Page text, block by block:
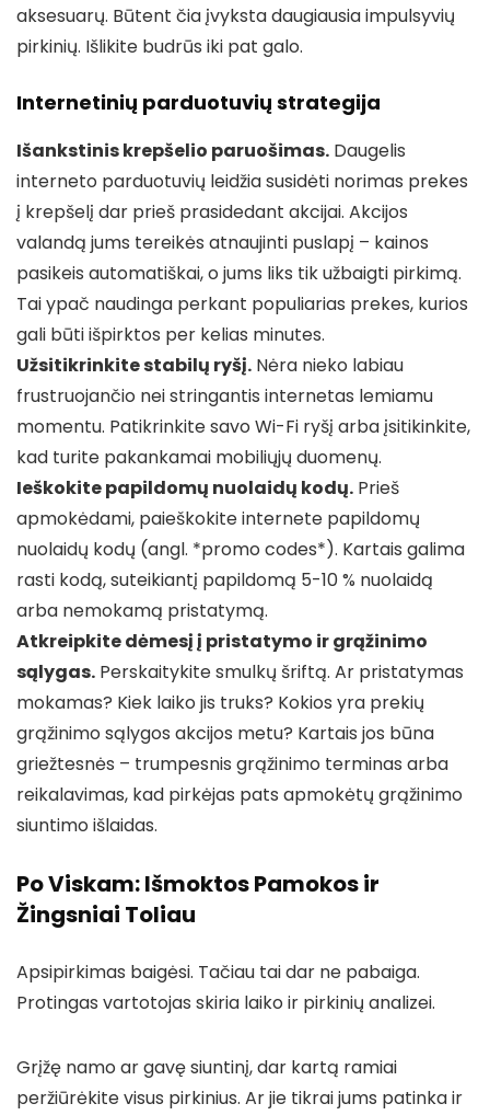
aksesuarų. Būtent čia įvyksta daugiausia impulsyvių
pirkinių. Išlikite budrūs iki pat galo.
Internetinių parduotuvių strategija
Išankstinis krepšelio paruošimas. Daugelis
interneto parduotuvių leidžia susidėti norimas prekes
į krepšelį dar prieš prasidedant akcijai. Akcijos
valandą jums tereikės atnaujinti puslapį – kainos
pasikeis automatiškai, o jums liks tik užbaigti pirkimą.
Tai ypač naudinga perkant populiarias prekes, kurios
gali būti išpirktos per kelias minutes.
Užsitikrinkite stabilų ryšį. Nėra nieko labiau
frustruojančio nei stringantis internetas lemiamu
momentu. Patikrinkite savo Wi-Fi ryšį arba įsitikinkite,
kad turite pakankamai mobiliųjų duomenų.
Ieškokite papildomų nuolaidų kodų. Prieš
apmokėdami, paieškokite internete papildomų
nuolaidų kodų (angl. *promo codes*). Kartais galima
rasti kodą, suteikiantį papildomą 5-10 % nuolaidą
arba nemokamą pristatymą.
Atkreipkite dėmesį į pristatymo ir grąžinimo
sąlygas. Perskaitykite smulkų šriftą. Ar pristatymas
mokamas? Kiek laiko jis truks? Kokios yra prekių
grąžinimo sąlygos akcijos metu? Kartais jos būna
griežtesnės – trumpesnis grąžinimo terminas arba
reikalavimas, kad pirkėjas pats apmokėtų grąžinimo
siuntimo išlaidas.
Po Viskam: Išmoktos Pamokos ir
Žingsniai Toliau
Apsipirkimas baigėsi. Tačiau tai dar ne pabaiga.
Protingas vartotojas skiria laiko ir pirkinių analizei.
Grįžę namo ar gavę siuntinį, dar kartą ramiai
peržiūrėkite visus pirkinius. Ar jie tikrai jums patinka ir